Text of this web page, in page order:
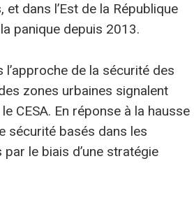
dans l’Est de la République
panique depuis 2013.
de la sécurité des
zones urbaines signalent
CESA. En réponse à la hausse
sécurité basés dans les
le biais d’une stratégie